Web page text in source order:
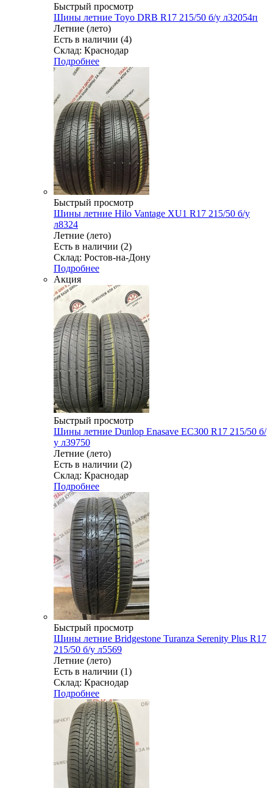
Быстрый просмотр
Шины летние Toyo DRB R17 215/50 б/у л32054п
Летние (лето)
Есть в наличии (4)
Склад: Краснодар
Подробнее
Быстрый просмотр
Шины летние Hilo Vantage XU1 R17 215/50 б/у
л8324
Летние (лето)
Есть в наличии (2)
Склад: Ростов-на-Дону
Подробнее
Акция
Быстрый просмотр
Шины летние Dunlop Enasave EC300 R17 215/50 б/
у л39750
Летние (лето)
Есть в наличии (2)
Склад: Краснодар
Подробнее
Быстрый просмотр
Шины летние Bridgestone Turanza Serenity Plus R17
215/50 б/у л5569
Летние (лето)
Есть в наличии (1)
Склад: Краснодар
Подробнее